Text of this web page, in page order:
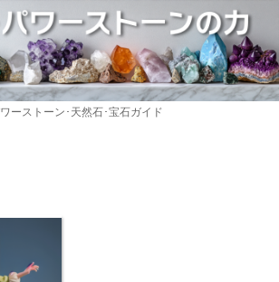
ーストーン･天然石･宝石ガイド